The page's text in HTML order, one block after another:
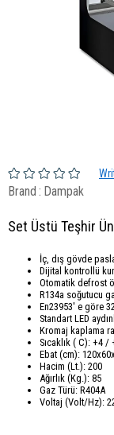
Brand : Dampak
Set Üstü Teşhir
İç, dış gövde
Dijital kontrollü
Otomatik defrost
R134a soğutucu
En23953' e göre
Standart LED
Kromaj kaplama
Sıcaklık ( C): +4 /
Ebat (cm):
Hacim (Lt.): 200
Ağırlık (Kg.): 85
Gaz Türü: R404A
Voltaj (Volt/Hz):